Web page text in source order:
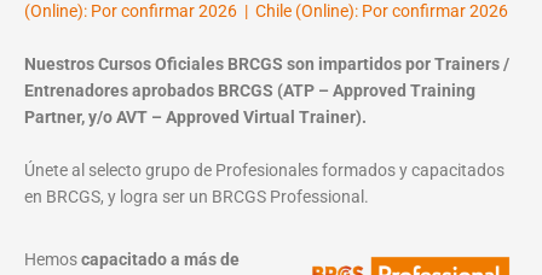
(Online): Por confirmar 2026 | Chile (Online): Por confirmar 2026
Nuestros Cursos Oficiales BRCGS son impartidos por Trainers /
Entrenadores aprobados BRCGS (ATP – Approved Training
Partner, y/o AVT – Approved Virtual Trainer).
Únete al selecto grupo de Profesionales formados y capacitados
en BRCGS, y logra ser un BRCGS Professional.
Hemoscapacitado a más de